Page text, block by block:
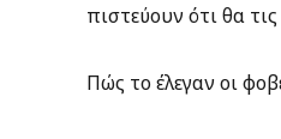
πιστεύουν ότι θα
Πώς το έλεγαν οι